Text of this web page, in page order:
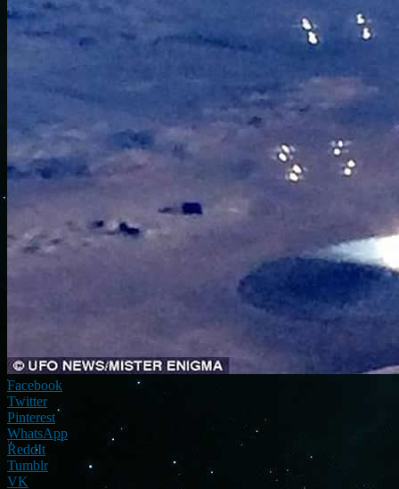
Facebook
Twitter
Pinterest
WhatsApp
ReddIt
Tumblr
VK